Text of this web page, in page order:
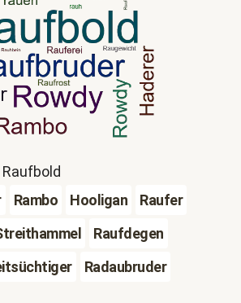
Rambo Hooligan
Raufer
Raufdegen
Radaubruder